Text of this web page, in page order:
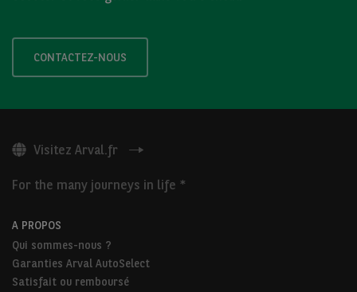
CONTACTEZ-NOUS
Visitez Arval.fr
For the many journeys in life *
A PROPOS
Qui sommes-nous ?
Garanties Arval AutoSelect
Satisfait ou remboursé